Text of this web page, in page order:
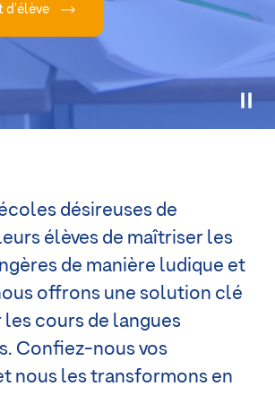
d'élève
désireuses de
élèves de maîtriser les
de manière ludique et
offrons une solution clé
les cours de langues
Confiez-nous vos
nous les transformons en